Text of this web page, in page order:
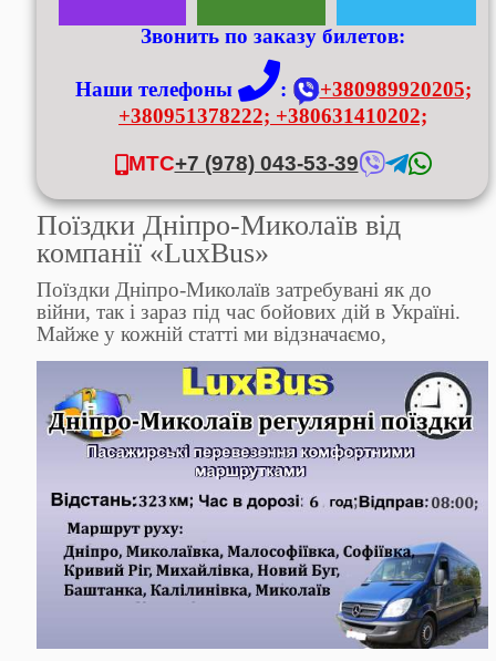
Звонить по заказу билетов:
Наши телефоны :
+380989920205;
+380951378222; +380631410202;
МТС+7 (978) 043-53-39
Поїздки Дніпро-Миколаїв від
компанії «LuxBus»
Поїздки Дніпро-Миколаїв затребувані як до
війни, так і зараз під час бойових дій в Україні.
Майже у кожній статті ми відзначаємо,